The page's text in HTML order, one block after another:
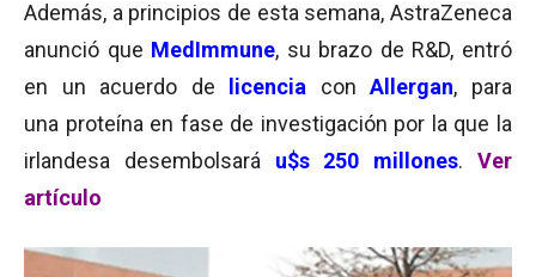
Además, a principios de esta semana, AstraZeneca
anunció que MedImmune, su brazo de R&D, entró
en un acuerdo de
licencia conAllergan, para
una proteína en fase de investigación por la que la
irlandesa desembolsará u$s 250 millones.Ver
artículo